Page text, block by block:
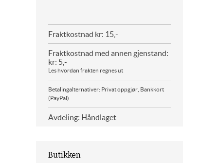
Fraktkostnad kr: 15,-
Fraktkostnad med annen gjenstand:
kr: 5,-
Les hvordan frakten regnes ut
Betalingalternativer: Privat oppgjør, Bankkort
(PayPal)
Avdeling: Håndlaget
Butikken